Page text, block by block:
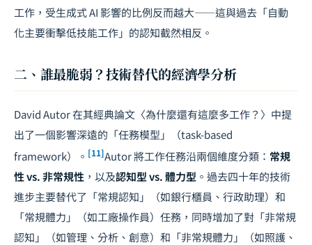
工作，受生成式 AI 影響的比例反而越大——這與過去「自動
化主要衝擊低技能工作」的認知截然相反。
二、誰最脆弱？技術替代的經濟學分析
David Autor 在其經典論文〈為什麼還有這麼多工作？〉中提
出了一個影響深遠的「任務模型」（task-based
framework）。 [11]Autor 將工作任務沿兩個維度分類： 常規
性 vs. 非常規性 ，以及認知型 vs. 體力型 。過去四十年的技術
進步主要替代了「常規認知」（如銀行櫃員、行政助理）和
「常規體力」（如工廠操作員）任務，同時增加了對「非常規
認知」（如管理、分析、創意）和「非常規體力」（如照護、